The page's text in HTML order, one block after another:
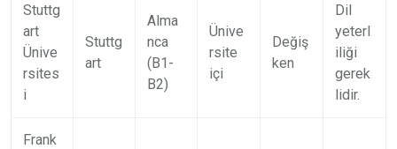
Stuttg
art
Ünive
rsites
i
Stuttg
art
Alma
nca
(B1-
B2)
Ünive
rsite
içi
Değiş
ken
Dil
yeterl
iliği
gerek
lidir.
Frank